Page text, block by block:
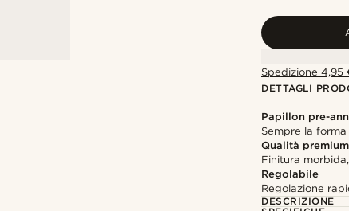
Spedizione 4,95
DETTAGLI
Papillon pre-
Sempre la
Qualità premium
Finitura
Regolabile
Regolazione
DESCRIZIONE